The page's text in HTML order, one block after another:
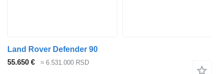
Land Rover Defender 90
55.650 €
≈ 6.531.000 RSD